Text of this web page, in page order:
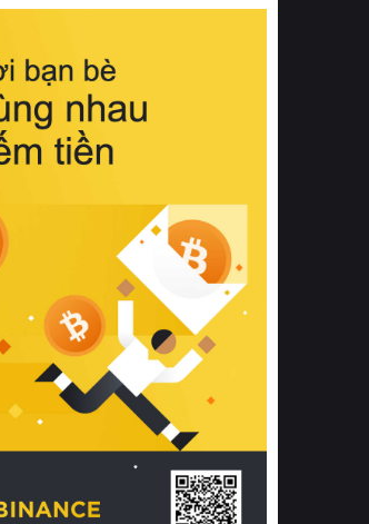
này, bạn sẽ cảm nhận rõ rệt sự khác
hồi chuẩn xác của phần đệm nâng đỡ
cột sống.
Bên cạnh đó, việc lựa chọn các dòng
sản phẩm đạt chuẩn chất lượng quốc
tế còn giúp ngăn ngừa tình trạng kích
khuẩn và nấm mốc trong điều kiện
thời tiết nóng ẩm. Bạn có thể tìm hiểu
thêm các nghiên cứu khoa học về tác
động của giấc ngủ và môi trường
phòng ngủ đối với sức khỏe con
người tại Sleep Foundation (External
Link) để có cái nhìn toàn diện hơn.
2. Các tiêu chí vàng khi lựa chọn
chăn ga gối đệm cao cấp cho phòng
ngủ
Để sở hữu một bộ chăn ga gối đệm
cao cấp hoàn hảo cả về thẩm mỹ lẫn
công năng, người tiêu dùng cần cân
nhắc kỹ lưỡng các tiêu chí quan trọng